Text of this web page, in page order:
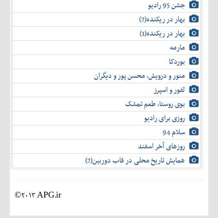
جشن 95 رادیو
بهار در ریکنده(2)
بهار در ریکنده(1)
مارمه
بوردکا
منور و درویش، محسن پور و دیگران
لفور و اسپرز
بوی روستا، طعم تمشک
روزی برای رادیو
سلام 94
روزهای آخر اسفند
همایش تاریخ محلی در قاب دوربین(2)
©2013 APG.ir